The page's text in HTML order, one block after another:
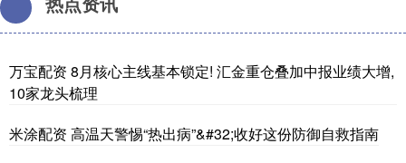
万宝配资 8月核心主线基本锁定! 汇金重仓叠加中报业绩大增,
10家龙头梳理
米涂配资 高温天警惕“热出病”&#32;收好这份防御自救指南